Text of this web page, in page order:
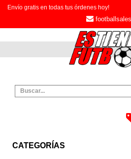
Envío gratis en todas tus órdenes hoy!
CATEGORÍAS